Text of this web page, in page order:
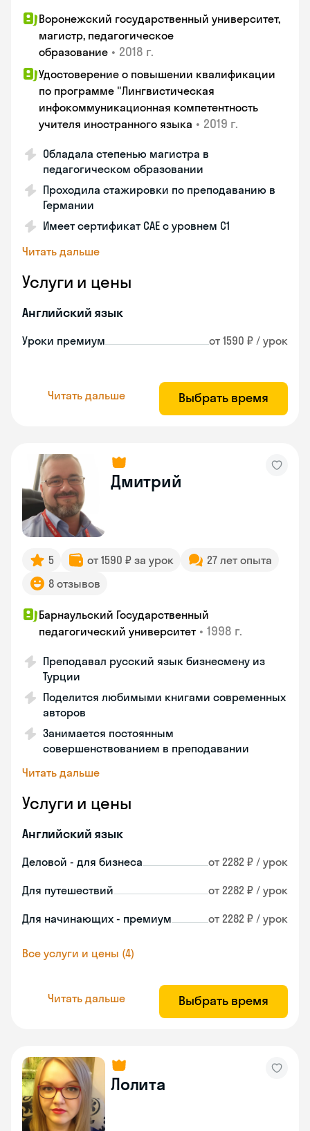
Воронежский государственный университет,
магистр, педагогическое
образование • 2018 г.
Удостоверение о повышении квалификации
по программе "Лингвистическая
инфокоммуникационная компетентность
учителя иностранного языка • 2019 г.
Обладала степенью магистра в
педагогическом образовании
Проходила стажировки по преподаванию в
Германии
Имеет сертификат САЕ с уровнем С1
Читать дальше
Услуги и цены
Английский язык
Уроки премиум от 1590 ₽ / урок
Читать дальше Выбрать время
Дмитрий
5 от 1590 ₽ за урок
27 лет опыта
8 отзывов
Барнаульский Государственный
педагогический университет • 1998 г.
Преподавал русский язык бизнесмену из
Турции
Поделится любимыми книгами современных
авторов
Занимается постоянным
совершенствованием в преподавании
Читать дальше
Услуги и цены
Английский язык
Деловой - для бизнеса от 2282 ₽ / урок
Для путешествий от 2282 ₽ / урок
Для начинающих - премиум от 2282 ₽ / урок
Все услуги и цены (4)
Читать дальше Выбрать время
Лолита